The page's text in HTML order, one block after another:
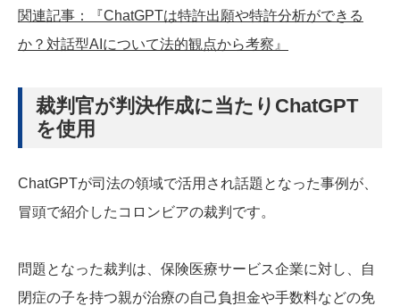
関連記事：『ChatGPTは特許出願や特許分析ができる
か？対話型AIについて法的観点から考察』
裁判官が判決作成に当たりChatGPT
を使用
ChatGPTが司法の領域で活用され話題となった事例が、
冒頭で紹介したコロンビアの裁判です。
問題となった裁判は、保険医療サービス企業に対し、自
閉症の子を持つ親が治療の自己負担金や手数料などの免